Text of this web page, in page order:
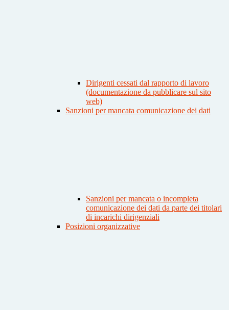
Dirigenti cessati dal rapporto di lavoro
(documentazione da pubblicare sul sito
web)
Sanzioni per mancata comunicazione dei dati
Sanzioni per mancata o incompleta
comunicazione dei dati da parte dei titolari
di incarichi dirigenziali
Posizioni organizzative